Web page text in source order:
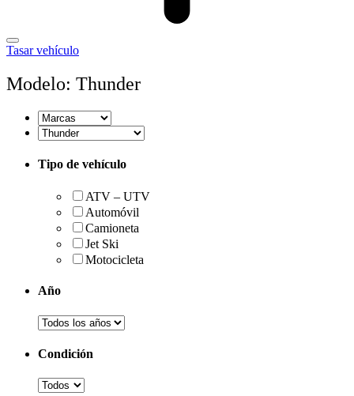
Tasar vehículo
Modelo: Thunder
Tipo de vehículo
ATV – UTV
Automóvil
Camioneta
Jet Ski
Motocicleta
Año
Condición
Condición